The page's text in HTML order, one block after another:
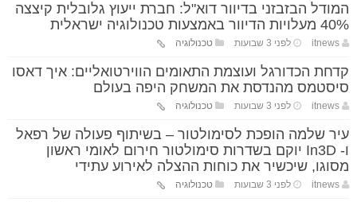
המודל הבזבזני בדיוור דוא"ל: חברת ייעוץ גלובלית קיצצה
40% מעלויות הדיוור באמצעות טכנולוגיה ישראלית
itnews לפני 3 שבועות טכנולוגיה
קדחת הכדורגל ועוצמת התאומים הווירטואליים: איך דאסו
סיסטמס מהנדסת את המשחק היפה בעולם
itnews לפני 3 שבועות טכנולוגיה
עיר שלמה הופכת לסימולטור – בשיתוף פעולה של רפאל
ו- In3D יוקם בשדרות סימולטור חירום לאומי ראשון
מסוגו, שיכשיר את כוחות ההצלה לאירוע עתידי
itnews לפני 3 שבועות טכנולוגיה